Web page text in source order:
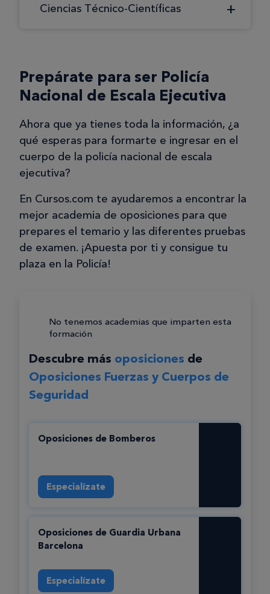
Ciencias Técnico-Científicas
Prepárate para ser Policía
Nacional de Escala Ejecutiva
Ahora que ya tienes toda la información, ¿a
qué esperas para formarte e ingresar en el
cuerpo de la policía nacional de escala
ejecutiva?
En Cursos.com te ayudaremos a encontrar la
mejor academia de oposiciones para que
prepares el temario y las diferentes pruebas
de examen. ¡Apuesta por ti y consigue tu
plaza en la Policía!
No tenemos academias que imparten esta
formación
Descubre más oposiciones de
Oposiciones Fuerzas y Cuerpos de
Seguridad
Oposiciones de Bomberos
Especialízate
Oposiciones de Guardia Urbana
Barcelona
Especialízate